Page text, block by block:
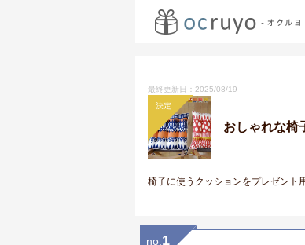
最終更新日：2025/08/19
決定
おしゃれな椅
椅子に使うクッションをプレゼント
no. 1